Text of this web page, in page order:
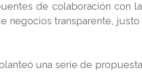
de colaboración con
negocios transparente, justo
una serie de